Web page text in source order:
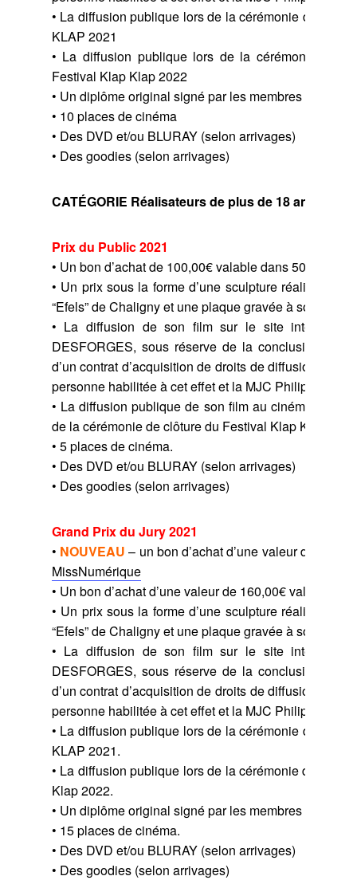
• La diffusion publique lors de la cérémonie de
KLAP 2021
• La diffusion publique lors de la cérémonie
Festival Klap Klap 2022
• Un diplôme original signé par les membres du jury
• 10 places de cinéma
• Des DVD et/ou BLURAY (selon arrivages)
• Des goodies (selon arrivages)
CATÉGORIE Réalisateurs de plus de 18 ans
Prix du Public 2021
• Un bon d’achat de 100,00€ valable dans 500
• Un prix sous la forme d’une sculpture réalisée par
“Efels” de Chaligny et une plaque gravée à son nom.
• La diffusion de son film sur le site internet
DESFORGES, sous réserve de la conclusion en
d’un contrat d’acquisition de droits de diffusion entre
personne habilitée à cet effet et la MJC Philippe
• La diffusion publique de son film au cinéma
de la cérémonie de clôture du Festival Klap Klap.
• 5 places de cinéma.
• Des DVD et/ou BLURAY (selon arrivages)
• Des goodies (selon arrivages)
Grand Prix du Jury 2021
• NOUVEAU – un bon d’achat d’une valeur de
MissNumérique
• Un bon d’achat d’une valeur de 160,00€ valable
• Un prix sous la forme d’une sculpture réalisée par
“Efels” de Chaligny et une plaque gravée à son nom.
• La diffusion de son film sur le site internet
DESFORGES, sous réserve de la conclusion en
d’un contrat d’acquisition de droits de diffusion entre
personne habilitée à cet effet et la MJC Philippe
• La diffusion publique lors de la cérémonie de
KLAP 2021.
• La diffusion publique lors de la cérémonie
Klap 2022.
• Un diplôme original signé par les membres du jury
• 15 places de cinéma.
• Des DVD et/ou BLURAY (selon arrivages)
• Des goodies (selon arrivages)